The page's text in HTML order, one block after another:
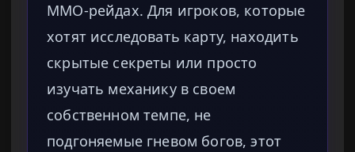
MMO-рейдах. Для игроков, которые
хотят исследовать карту, находить
скрытые секреты или просто
изучать механику в своем
собственном темпе, не
подгоняемые гневом богов, этот